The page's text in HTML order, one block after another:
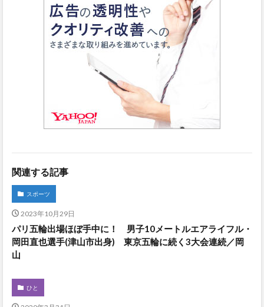
関連する記事
スポーツ
2023年10月29日
パリ五輪出場ほぼ手中に！ 男子10メートルエアライフル・
岡田直也選手(津山市出身) 東京五輪に続く3大会連続／岡
山
ひと